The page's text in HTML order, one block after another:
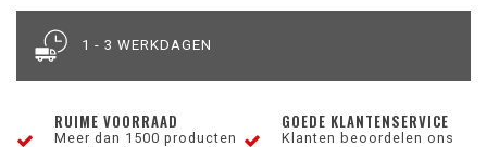
1 - 3 WERKDAGEN
RUIME VOORRAAD
Meer dan 1500 producten
GOEDE KLANTENSERVICE
Klanten beoordelen ons